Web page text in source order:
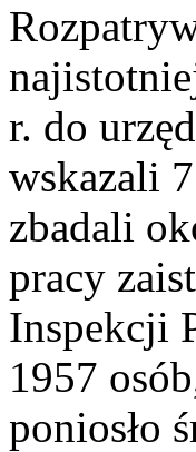
r. do
wskazali
zbadali
pracy
Inspekcji
1957
poniosło